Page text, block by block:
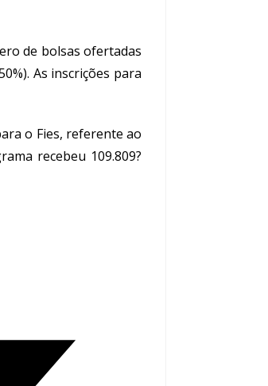
de bolsas ofertadas
As inscrições para
o Fies, referente ao
recebeu 109.809?